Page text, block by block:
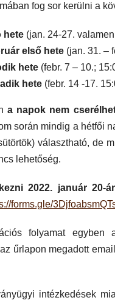
fog sor kerülni a
hete (jan. 24-27.
első hete (jan. 31. –
hete (febr. 7 – 10.;
hete (febr. 14 -17.
a napok nem
során mindig a hétfői
választható, de
lehetőség.
2022. január 20-
forms.gle/
folyamat
űrlapon megadott
intézkedések